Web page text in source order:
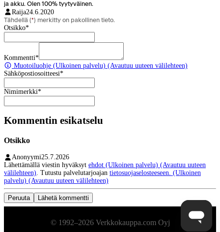
ja akku. Olen 100% tyytyväinen.
Raija24.6.2020
Tähdellä (*) merkitty on pakollinen tieto.
Otsikko*
Kommentti*
Muotoiluohje (Ulkoinen palvelu) (Avautuu uuteen välilehteen)
Sähköpostiosoitteesi*
Nimimerkki*
Kommentin esikatselu
Otsikko
Anonyymi25.7.2026
Lähettämällä viestin hyväksyt ehdot (Ulkoinen palvelu) (Avautuu uuteen
välilehteen). Tutustu palvelutarjoajan tietosuojaselosteeseen. (Ulkoinen
palvelu) (Avautuu uuteen välilehteen)
Peruuta Lähetä kommentti
Alatunniste© 1992–2026 Verkkokauppa.com Oyj